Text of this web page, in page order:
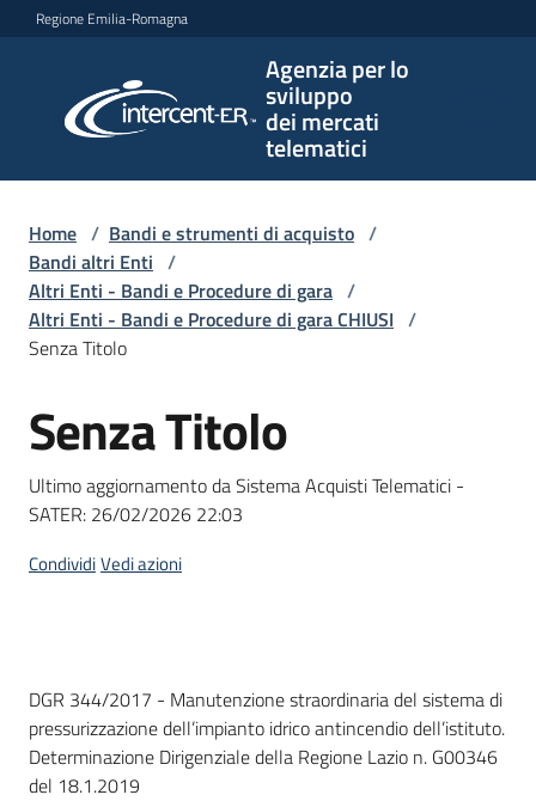
Vai al contenuto
Vai alla navigazione
Vai al footer
Regione Emilia-Romagna
Agenzia per lo
sviluppo
dei mercati
telematici
per lo
sviluppo
telematici
L'Agenzia
Bandi
strumenti
di
acquisto
Piattaforme
telematiche
Home / Bandi e strumenti di acquisto /
Bandi altri Enti /
Altri Enti - Bandi e Procedure di gara /
Altri Enti - Bandi e Procedure di gara CHIUSI /
Senza Titolo
Salta al contenuto
Senza Titolo
Ultimo aggiornamento da Sistema Acquisti Telematici -
SATER: 26/02/2026 22:03
CondividiVedi azioni
Dati del bando
DGR 344/2017 - Manutenzione straordinaria del sistema di
pressurizzazione dell’impianto idrico antincendio dell’istituto.
Determinazione Dirigenziale della Regione Lazio n. G00346
del 18.1.2019